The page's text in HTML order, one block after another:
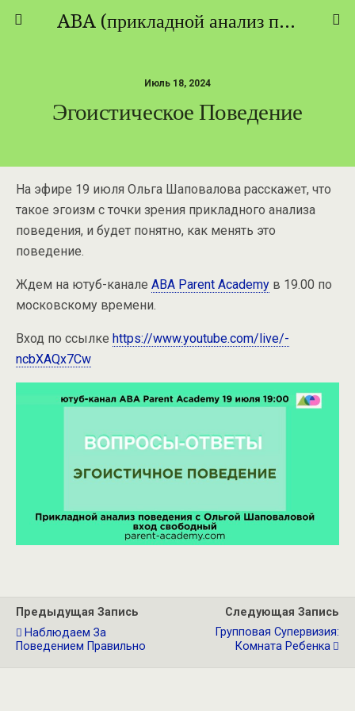
ABA (прикладной анализ поведения) - ТЕОРИЯ И ПРАКТИКА
Июль 18, 2024
Эгоистическое Поведение
На эфире 19 июля Ольга Шаповалова расскажет, что
такое эгоизм с точки зрения прикладного анализа
поведения, и будет понятно, как менять это
поведение.
Ждем на ютуб-канале ABA Parent Academy в 19.00 по
московскому времени.
Вход по ссылке https://www.youtube.com/live/-
ncbXAQx7Cw
Предыдущая Запись
Наблюдаем За
Поведением Правильно
Следующая Запись
Групповая Супервизия:
Комната Ребенка